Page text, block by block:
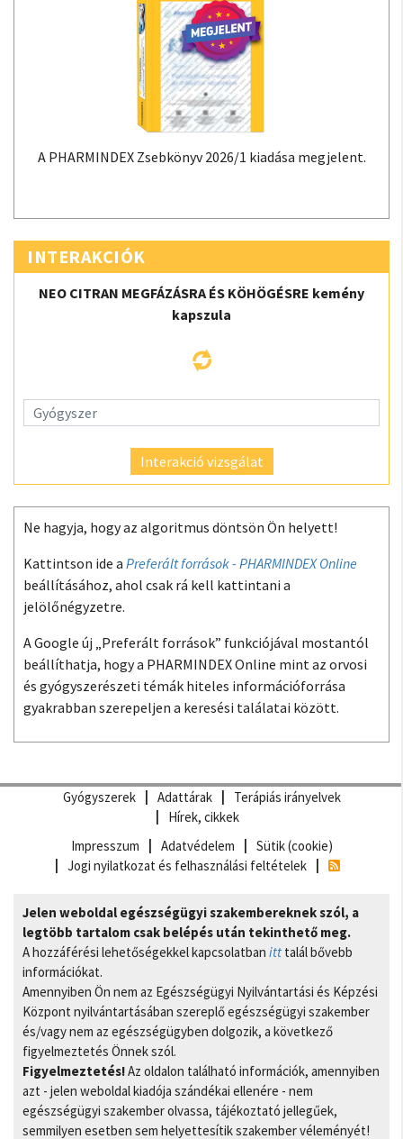
A PHARMINDEX Zsebkönyv 2026/1 kiadása megjelent.
INTERAKCIÓK
NEO CITRAN MEGFÁZÁSRA ÉS KÖHÖGÉSRE kemény
kapszula
Interakció vizsgálat
Ne hagyja, hogy az algoritmus döntsön Ön helyett!
Kattintson ide a Preferált források - PHARMINDEX Online
beállításához, ahol csak rá kell kattintani a
jelölőnégyzetre.
A Google új „Preferált források” funkciójával mostantól
beállíthatja, hogy a PHARMINDEX Online mint az orvosi
és gyógyszerészeti témák hiteles információforrása
gyakrabban szerepeljen a keresési találatai között.
Gyógyszerek Adattárak
Terápiás irányelvek
Hírek, cikkek
Impresszum
Adatvédelem
Sütik (cookie)
Jogi nyilatkozat és felhasználási feltételek
Jelen weboldal egészségügyi szakembereknek szól, a
legtöbb tartalom csak belépés után tekinthető meg.
A hozzáférési lehetőségekkel kapcsolatban itt talál bővebb
információkat.
Amennyiben Ön nem az Egészségügyi Nyilvántartási és Képzési
Központ nyilvántartásában szereplő egészségügyi szakember
és/vagy nem az egészségügyben dolgozik, a következő
figyelmeztetés Önnek szól.
Figyelmeztetés!Az oldalon található információk, amennyiben
azt - jelen weboldal kiadója szándékai ellenére - nem
egészségügyi szakember olvassa, tájékoztató jellegűek,
semmilyen esetben sem helyettesítik szakember véleményét!